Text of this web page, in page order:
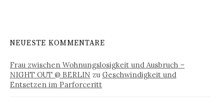
NEUESTE KOMMENTARE
Frau zwischen Wohnungslosigkeit und Ausbruch –
NIGHT OUT @ BERLIN zu Geschwindigkeit und
Entsetzen im Parforceritt